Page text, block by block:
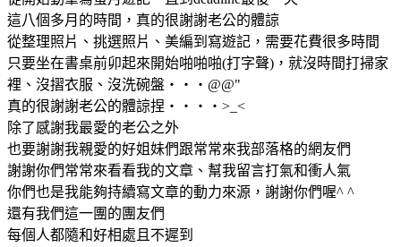
這八個多月的時間，真的很謝謝老公的體諒
從整理照片、挑選照片、美編到寫遊記，需要花費很多時間
只要坐在書桌前卯起來開始啪啪啪(打字聲)，就沒時間打掃家
裡、沒摺衣服、沒洗碗盤‧‧‧@@"
真的很謝謝老公的體諒捏‧‧‧‧>_<
除了感謝我最愛的老公之外
也要謝謝我親愛的好姐妹們跟常常來我部落格的網友們
謝謝你們常常來看看我的文章、幫我留言打氣和衝人氣
你們也是我能夠持續寫文章的動力來源，謝謝你們喔^ ^
還有我們這一團的團友們
每個人都隨和好相處且不遲到